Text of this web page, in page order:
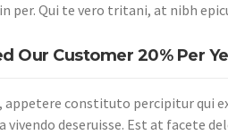
per. Qui te vero tritani, at nibh
Our Customer 20% Per
appetere constituto percipitur qui
vivendo deseruisse. Est at facete